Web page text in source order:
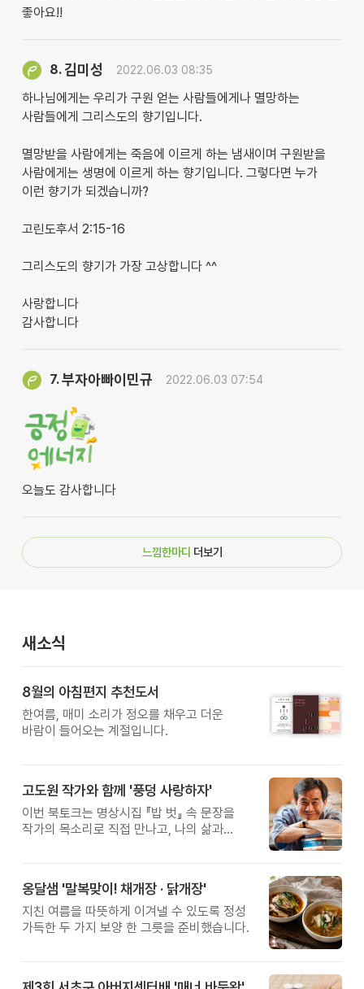
좋아요!!
8.김미성 2022.06.03 08:35
하나님에게는 우리가 구원 얻는 사람들에게나 멸망하는
사람들에게 그리스도의 향기입니다.
멸망받을 사람에게는 죽음에 이르게 하는 냄새이며 구원받을
사람에게는 생명에 이르게 하는 향기입니다. 그렇다면 누가
이런 향기가 되겠습니까?
고린도후서 2:15-16
그리스도의 향기가 가장 고상합니다 ^^
사랑합니다
감사합니다
7.부자아빠이민규 2022.06.03 07:54
오늘도 감사합니다
느낌한마디 더보기
새소식
8월의 아침편지 추천도서
한여름, 매미 소리가 정오를 채우고 더운
바람이 들어오는 계절입니다.
고도원 작가와 함께 '풍덩 사랑하자'
이번 북토크는 명상시집 『밥 벗』 속 문장을
작가의 목소리로 직접 만나고, 나의 삶과
옹달샘 '말복맞이! 채개장 · 닭개장'
지친 여름을 따뜻하게 이겨낼 수 있도록 정성
가득한 두 가지 보양 한 그릇을 준비했습니다.